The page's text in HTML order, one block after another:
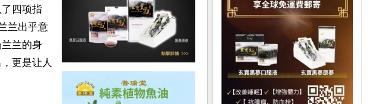
四项指
兰出乎意
兰的身
更是让人